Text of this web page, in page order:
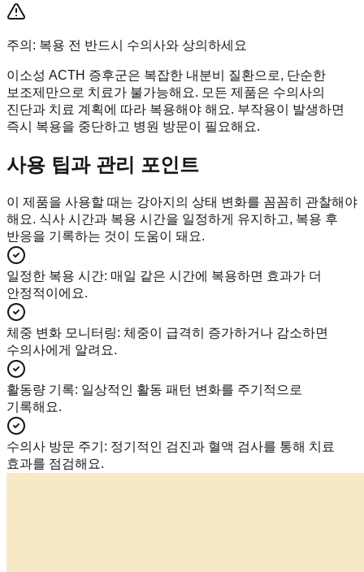
주의: 복용 전 반드시 수의사와 상의하세요
이소성 ACTH 증후군은 복잡한 내분비 질환으로, 단순한
보조제만으로 치료가 불가능해요. 모든 제품은 수의사의
진단과 치료 계획에 따라 복용해야 해요. 부작용이 발생하면
즉시 복용을 중단하고 병원 방문이 필요해요.
사용 팁과 관리 포인트
이 제품을 사용할 때는 강아지의 상태 변화를 꼼꼼히 관찰해야
해요. 식사 시간과 복용 시간을 일정하게 유지하고, 복용 후
반응을 기록하는 것이 도움이 돼요.
일정한 복용 시간: 매일 같은 시간에 복용하면 효과가 더
안정적이에요.
체중 변화 모니터링: 체중이 급격히 증가하거나 감소하면
수의사에게 알려요.
활동량 기록: 일상적인 활동 패턴 변화를 주기적으로
기록해요.
수의사 방문 주기 : 정기적인 검진과 혈액 검사를 통해 치료
효과를 점검해요.